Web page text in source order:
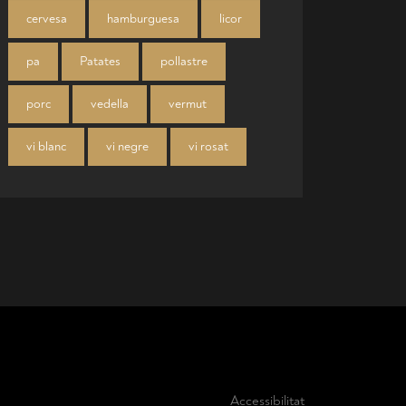
cervesa hamburguesa licor
pa Patates pollastre
porc vedella vermut
vi blanc vi negre vi rosat
Accessibilitat